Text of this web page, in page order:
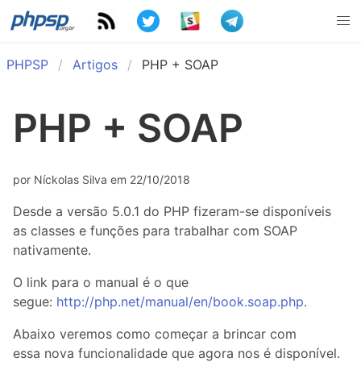
PHPSP Artigos PHP + SOAP
PHP + SOAP
por Níckolas Silva em 22/10/2018
Desde a versão 5.0.1 do PHP fizeram-se disponíveis
as classes e funções para trabalhar com SOAP
nativamente.
O link para o manual é o que
segue: http://php.net/manual/en/book.soap.php.
Abaixo veremos como começar a brincar com
essa nova funcionalidade que agora nos é disponível.